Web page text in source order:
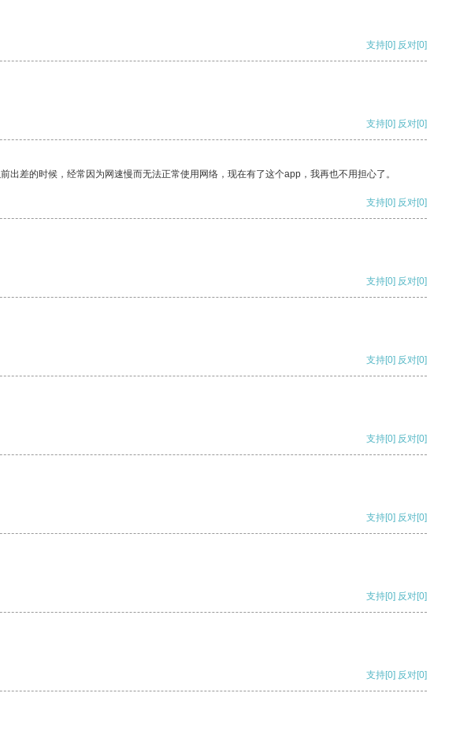
支持[0] 反对[0]
支持[0] 反对[0]
差的时候，经常因为网速慢而无法正常使用网络，现在有了这个app，我再也不用担心了。
支持[0] 反对[0]
支持[0] 反对[0]
支持[0] 反对[0]
支持[0] 反对[0]
支持[0] 反对[0]
支持[0] 反对[0]
支持[0] 反对[0]